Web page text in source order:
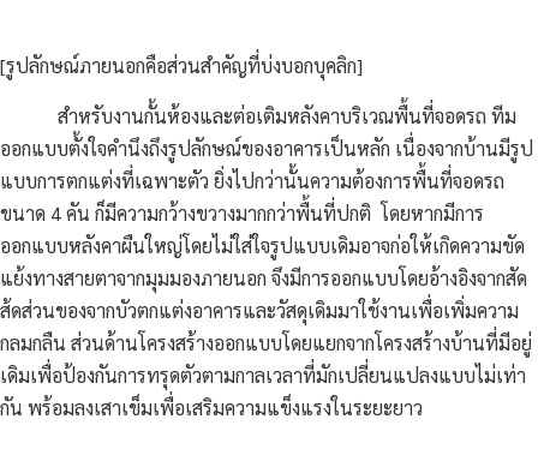
[รูปลักษณ์ภายนอกคือส่วนสำคัญที่บ่งบอกบุคลิก]
สำหรับงานกั้นห้องและต่อเติมหลังคาบริเวณพื้นที่จอดรถ ทีม
ออกแบบตั้งใจคำนึงถึงรูปลักษณ์ของอาคารเป็นหลัก เนื่องจากบ้านมีรูป
แบบการตกแต่งที่เฉพาะตัว ยิ่งไปกว่านั้นความต้องการพื้นที่จอดรถ
ขนาด 4 คัน ก็มีความกว้างขวางมากกว่าพื้นที่ปกติ โดยหากมีการ
ออกแบบหลังคาผืนใหญ่โดยไม่ใส่ใจรูปแบบเดิมอาจก่อให้เกิดความขัด
แย้งทางสายตาจากมุมมองภายนอก จึงมีการออกแบบโดยอ้างอิงจากสัด
ส้ดส่วนของจากบัวตกแต่งอาคารและวัสดุเดิมมาใช้งานเพื่อเพิ่มความ
กลมกลืน ส่วนด้านโครงสร้างออกแบบโดยแยกจากโครงสร้างบ้านที่มีอยู่
เดิมเพื่อป้องกันการทรุดตัวตามกาลเวลาที่มักเปลี่ยนแปลงแบบไม่เท่า
กัน พร้อมลงเสาเข็มเพื่อเสริมความแข็งแรงในระยะยาว